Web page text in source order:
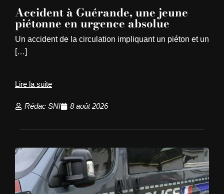
Accident à Guérande, une jeune
piétonne en urgence absolue
Un accident de la circulation impliquant un piéton et un
[…]
Lire la suite
Rédac SNI 8 août 2026